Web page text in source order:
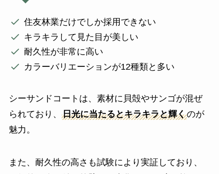
住友林業だけでしか採用できない
キラキラして見た目が美しい
耐久性が非常に高い
カラーバリエーションが12種類と多い
シーサンドコートは、素材に貝殻やサンゴが混ぜ
られており、 日光に当たるとキラキラと輝くのが
魅力。
また、耐久性の高さも試験により実証しており、